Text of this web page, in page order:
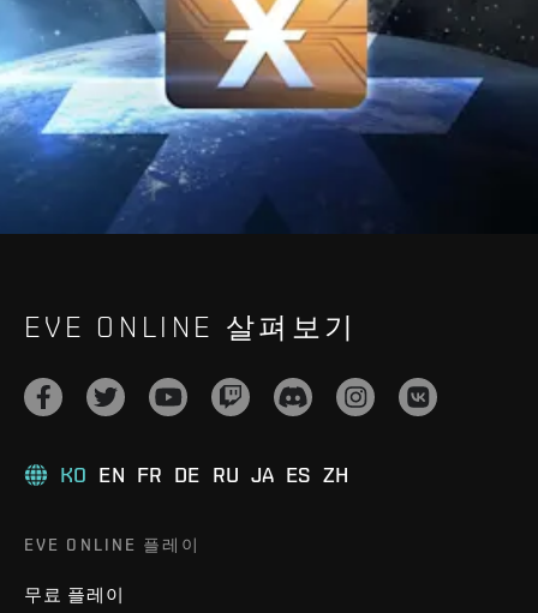
EVE ONLINE 살펴보기
KO EN FR DE RU JA ES ZH
EVE ONLINE 플레이
무료 플레이